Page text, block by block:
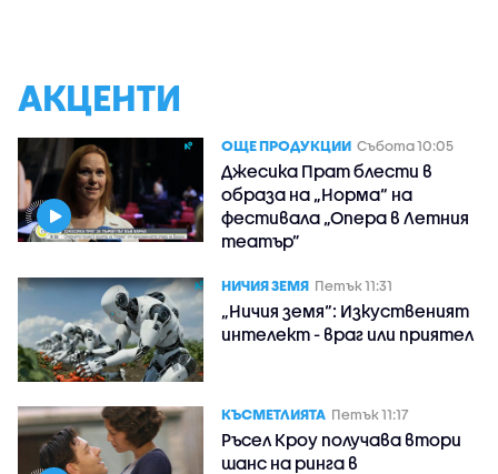
АКЦЕНТИ
ОЩЕ ПРОДУКЦИИ Събота 10:05
Джесика Прат блести в
образа на „Норма“ на
фестивала „Опера в Летния
театър”
НИЧИЯ ЗЕМЯ Петък 11:31
„Ничия земя“: Изкуственият
интелект - враг или приятел
КЪСМЕТЛИЯТА Петък 11:17
Ръсел Кроу получава втори
шанс на ринга в